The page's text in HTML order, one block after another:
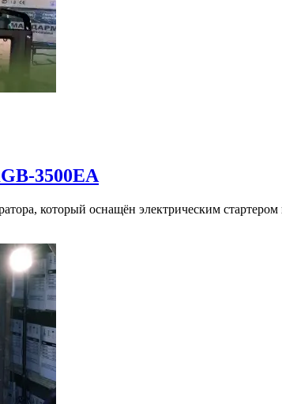
3500EA
который оснащён электрическим